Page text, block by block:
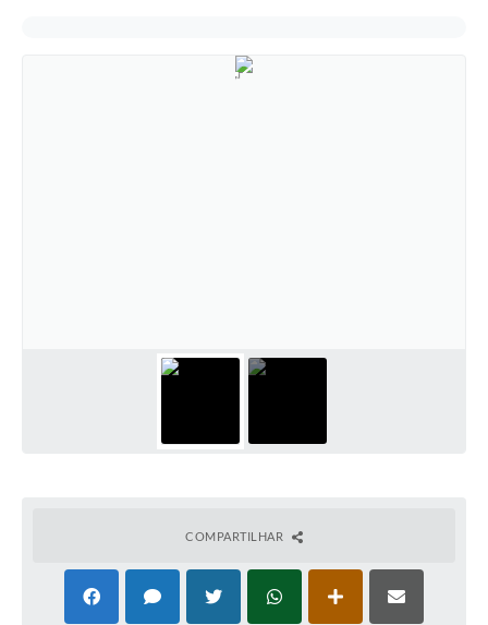
COMPARTILHAR